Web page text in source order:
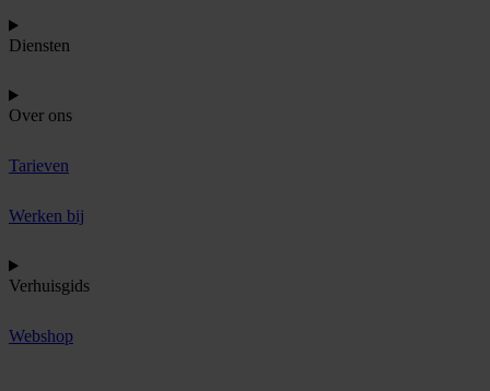
Diensten
Over ons
Tarieven
Werken bij
Verhuisgids
Webshop